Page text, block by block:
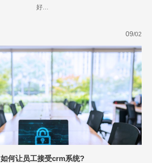
好...
09/02
如何让员工接受crm系统?